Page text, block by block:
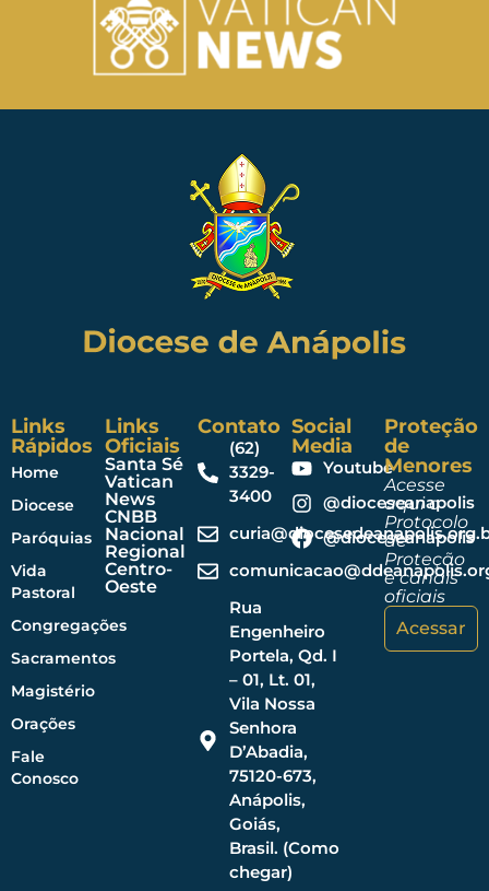
Links
Rápidos
Home
Diocese
Paróquias
Vida
Pastoral
Congregações
Sacramentos
Magistério
Orações
Fale
Conosco
Links
Oficiais
Santa Sé
Vatican
News
CNBB
Nacional
Regional
Centro-
Oeste
Contato
(62)
3329-
3400
Rua
Engenheiro
Portela, Qd. I
– 01, Lt. 01,
Vila Nossa
Senhora
D’Abadia,
75120-673,
Anápolis,
Goiás,
Brasil. (Como
chegar)
Social
Media
Youtube
@dioceseanapolis
@dioceseanapolis
Proteção
de
Menores
Acesse
aqui o
Protocolo
de
Proteção
e canais
oficiais
Acessar